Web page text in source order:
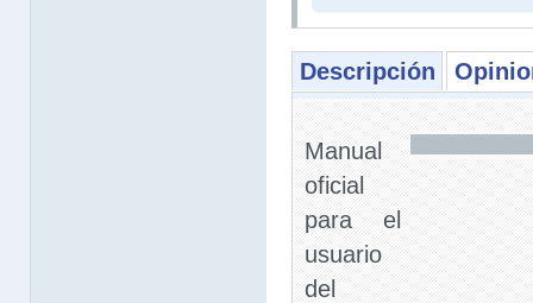
Descripción
Manual
oficial
para el
usuario
del